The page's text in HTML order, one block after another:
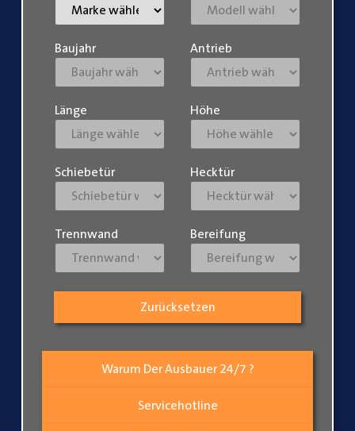
Warum Der Ausbauer 24/7 ?
Servicehotline
Baujahr Antrieb
Länge Höhe
Schiebetür Hecktür
Trennwand Bereifung
Zurücksetzen